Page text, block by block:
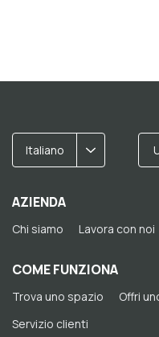
Italiano
AZIENDA
Chi siamo Lavora con noi
COME FUNZIONA
Trova uno spazio Offri
Servizio clienti